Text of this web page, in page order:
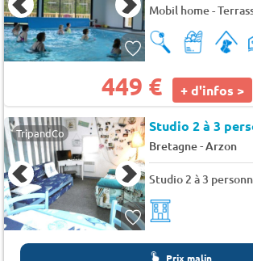
Mobil home -
449 € + d'infos >
TripandCo
Bretagne-Arzon
Prix malin